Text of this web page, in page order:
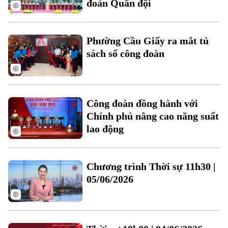
Theo dõi Hà Nội On
đoàn Quân đội
Phường Cầu Giấy ra mắt tủ
sách số công đoàn
Công đoàn đồng hành với
Chính phủ nâng cao năng suất
lao động
Chương trình Thời sự 11h30 |
05/06/2026